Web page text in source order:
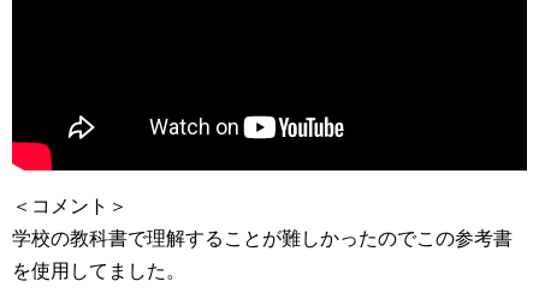
＜コメント＞
学校の教科書で理解することが難しかったのでこの参考書
を使用してました。